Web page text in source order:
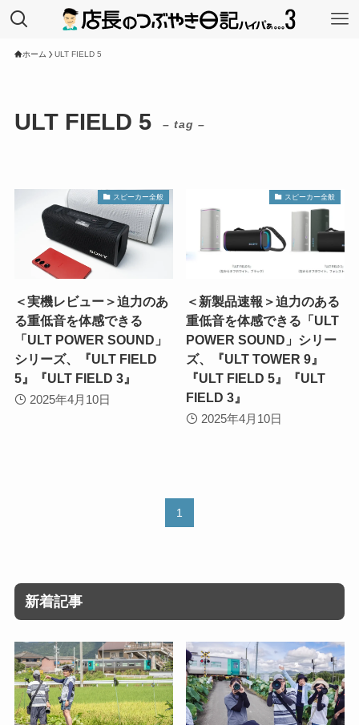
ホーム ULT FIELD 5
ULT FIELD 5 – tag –
スピーカー全般
＜実機レビュー＞迫力のあ
る重低音を体感できる
「ULT POWER SOUND」
シリーズ、『ULT FIELD
5』『ULT FIELD 3』
2025年4月10日
スピーカー全般
＜新製品速報＞迫力のある
重低音を体感できる「ULT
POWER SOUND」シリー
ズ、『ULT TOWER 9』
『ULT FIELD 5』『ULT
FIELD 3』
2025年4月10日
1
新着記事